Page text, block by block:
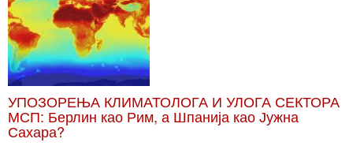
УПОЗОРЕЊА КЛИМАТОЛОГА И УЛОГА СЕКТОРА
МСП: Берлин као Рим, а Шпанија као Јужна
Сахара?